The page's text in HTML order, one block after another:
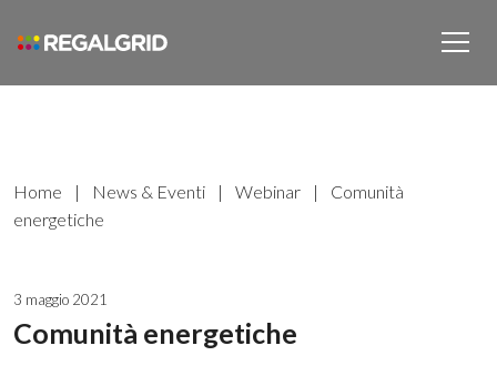
Home | News & Eventi | Webinar |
Comunità
energetiche
3 maggio 2021
Comunità energetiche